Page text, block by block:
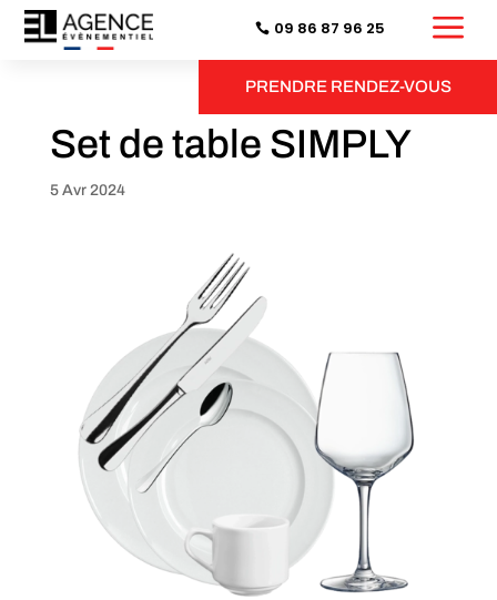
09 86 87 96 25 a
PRENDRE RENDEZ-VOUS
Set de table SIMPLY
5 Avr 2024